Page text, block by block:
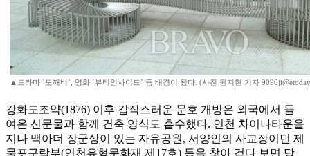
▲드라마 ‘도깨비’, 영화 ‘뷰티인사이드’ 등 배경이 됐다. (사진 권지현 기자
강화도조약(1876) 이후 갑작스러운 문호 개방은 외국에서 들
여온 신문물과 함께 건축 양식도 흡수했다. 인천 차이나타운을
지나 맥아더 장군상이 있는 자유공원, 서양인의 사교장이던 제
물포구락부(인천유형문화재 제17호) 등을 찾아 걷다 보면 당